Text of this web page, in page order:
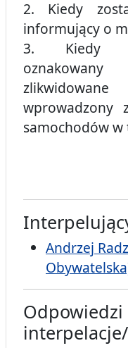
2. Kiedy
informujący o
3. Kiedy
wprowadzony
samochodów w
Andrzej
Odpowiedzi